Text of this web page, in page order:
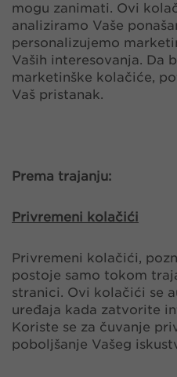
mogu zanimati. Ovi
analiziramo Vaše
personalizujemo
Vaših interesovanja. Da
marketinške kolačiće,
Vaš pristanak.
Prema trajanju:
Privremeni kolačići
Privremeni kolačići,
postoje samo tokom
stranici. Ovi kolačići se
uređaja kada zatvorite
Koriste se za čuvanje
poboljšanje Vašeg